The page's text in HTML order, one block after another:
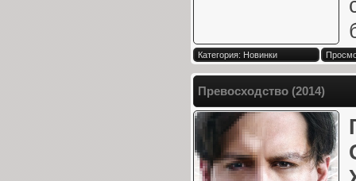
Категория: Новинки
Превосходство (2014)